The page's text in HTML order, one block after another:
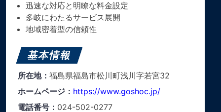
迅速な対応と明瞭な料金設定
多岐にわたるサービス展開
地域密着型の信頼性
基本情報
所在地： 福島県福島市松川町浅川字若宮32
ホームページ： https://www.goshoc.jp/
電話番号： 024-502-0277